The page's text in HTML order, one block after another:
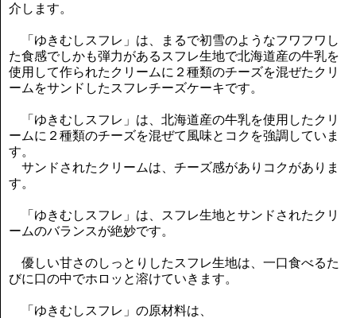
介します。
「ゆきむしスフレ」は、まるで初雪のようなフワフワし
た食感でしかも弾力があるスフレ生地で北海道産の牛乳を
使用して作られたクリームに２種類のチーズを混ぜたクリ
ームをサンドしたスフレチーズケーキです。
「ゆきむしスフレ」は、北海道産の牛乳を使用したクリ
ームに２種類のチーズを混ぜて風味とコクを強調していま
す。
サンドされたクリームは、チーズ感がありコクがありま
す。
「ゆきむしスフレ」は、スフレ生地とサンドされたクリ
ームのバランスが絶妙です。
優しい甘さのしっとりしたスフレ生地は、一口食べるた
びに口の中でホロッと溶けていきます。
「ゆきむしスフレ」の原材料は、